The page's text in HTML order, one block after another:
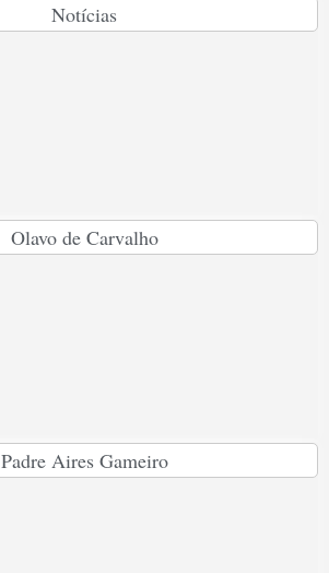
Notícias
Olavo de Carvalho
Padre Aires Gameiro